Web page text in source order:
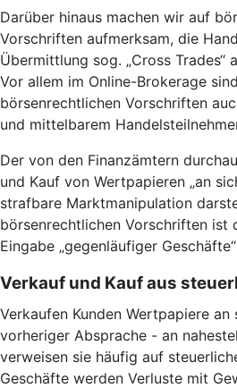
Darüber hinaus machen wir auf
Vorschriften aufmerksam, die
Übermittlung sog. „Cross Trades“
Vor allem im Online-Brokerage
börsenrechtlichen Vorschriften
und mittelbarem
Der von den Finanzämtern
und Kauf von Wertpapieren „an
strafbare Marktmanipulation
börsenrechtlichen Vorschriften ist
Eingabe „gegenläufiger
Verkauf und Kauf aus
Verkaufen Kunden Wertpapiere
vorheriger Absprache - an
verweisen sie häufig auf
Geschäfte werden Verluste mit